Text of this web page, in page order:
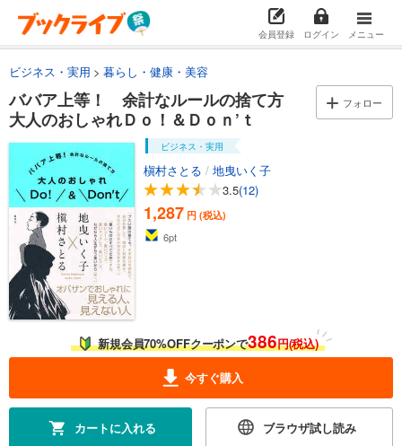
会員登録 ログイン メニュー
ビジネス・実用 暮らし・健康・美容
ババア上等！ 余計なルールの捨て方
大人のおしゃれＤｏ！＆Ｄｏｎ’ｔ
フォロー
ビジネス・実用
槇村さとる / 地曳いく子
3.5(12)
1,287 円 (税込)
6pt
新規会員70%OFFクーポンで386円(税込)
今すぐ購入
カートに入れる ブラウザ試し読み